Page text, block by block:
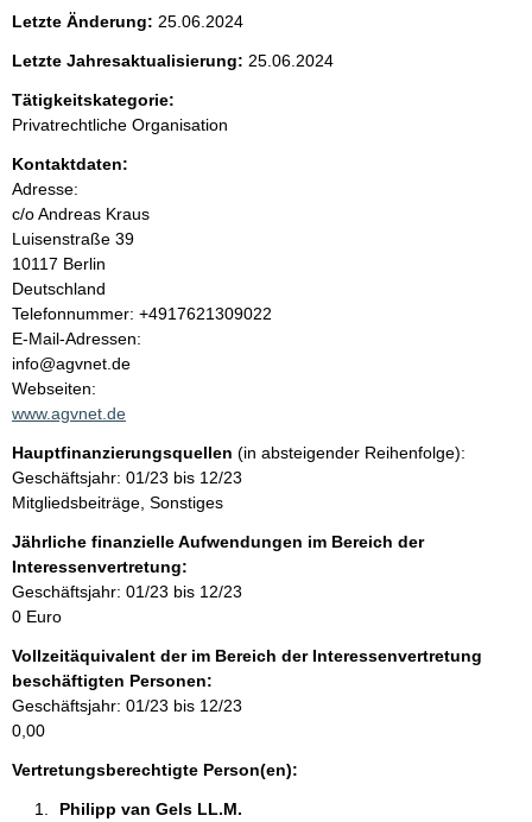
e
n
i
n
h
a
l
t
Letzte Änderung: 25.06.2024
Letzte Jahresaktualisierung: 25.06.2024
Tätigkeitskategorie:
Privatrechtliche Organisation
Kontaktdaten:
Adresse:
c/o Andreas Kraus
Luisenstraße 39
10117 Berlin
Deutschland
K
o
n
t
a
t
i
n
f
o
r
m
t
i
o
n
e
Telefonnummer: +4917621309022
E-Mail-Adressen:
info@agvnet.de
Webseiten:
www.agvnet.de
Hauptfinanzierungsquellen (in absteigender Reihenfolge):
Geschäftsjahr: 01/23 bis 12/23
Mitgliedsbeiträge, Sonstiges
Jährliche finanzielle Aufwendungen im Bereich der
Interessenvertretung:
Geschäftsjahr: 01/23 bis 12/23
0 Euro
Vollzeitäquivalent der im Bereich der Interessenvertretung
beschäftigten Personen:
Geschäftsjahr: 01/23 bis 12/23
0,00
Vertretungsberechtigte Person(en):
Philipp van Gels LL.M.